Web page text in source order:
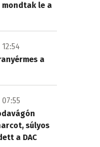
mondtak le a
a
súlyos
a DAC